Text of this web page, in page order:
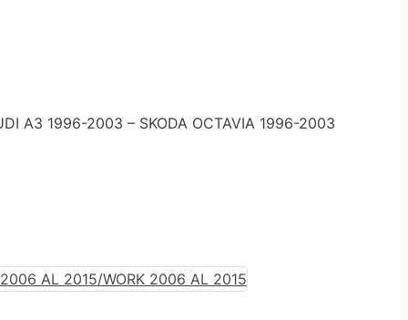
A3 1996-2003 – SKODA OCTAVIA 1996-2003